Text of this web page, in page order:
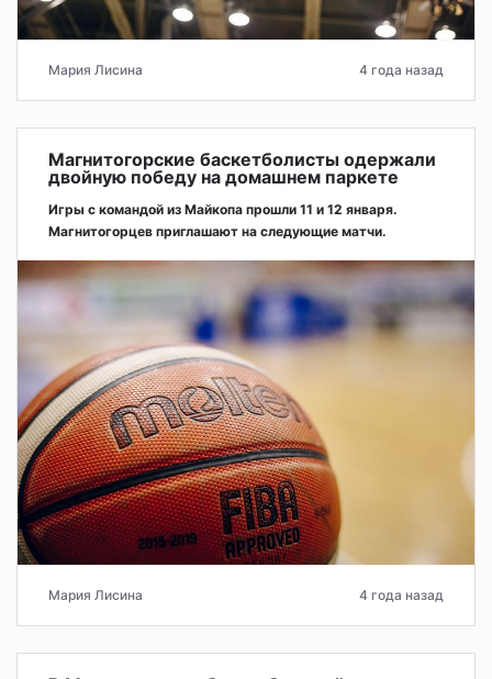
Мария Лисина 4 года назад
Магнитогорские баскетболисты одержали
двойную победу на домашнем паркете
Игры с командой из Майкопа прошли 11 и 12 января.
Магнитогорцев приглашают на следующие матчи.
Мария Лисина 4 года назад